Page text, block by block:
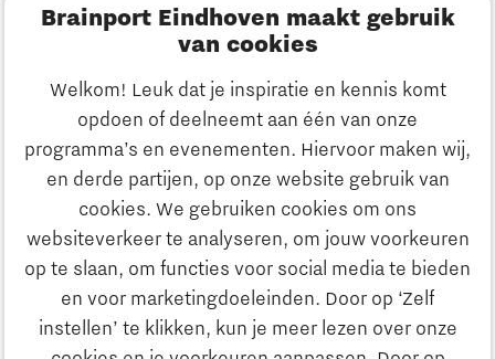
Brainport Eindhoven maakt gebruik
van cookies
Welkom! Leuk dat je inspiratie en kennis komt
opdoen of deelneemt aan één van onze
programma’s en evenementen. Hiervoor maken wij,
en derde partijen, op onze website gebruik van
cookies. We gebruiken cookies om ons
websiteverkeer te analyseren, om jouw voorkeuren
op te slaan, om functies voor social media te bieden
en voor marketingdoeleinden. Door op ‘Zelf
instellen’ te klikken, kun je meer lezen over onze
Ontdek Brainport
Innovatie
Ondernemen
Innovatie
Ondernemen
Onderwijs
Maatschappelijk
Strategie & Organisatie
Zoeken
Contact